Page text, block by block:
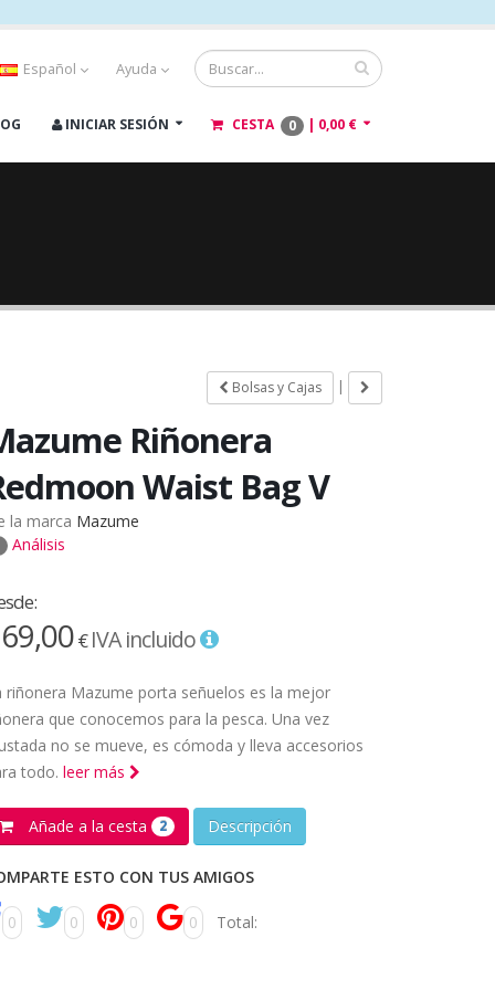
Español Ayuda
INICIAR SESIÓN CESTA 0 | 0,00 €
Bolsas y Cajas |
Riñonera
Waist Bag V
la marca Mazume
Análisis
€IVA incluido
riñonera Mazume porta señuelos es la mejor
que conocemos para la pesca. Una vez
no se mueve, es cómoda y lleva accesorios
todo. leer más
Añade a la cesta 2 Descripción
ESTO CON TUS AMIGOS
0 0 0 0 Total: